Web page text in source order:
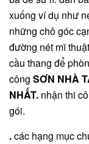
xuống ví dụ như
những chô góc
đường nét mĩ
cầu thang để
công SƠN NHÀ
NHẤT. nhận thi
gói.
.các hạng mục